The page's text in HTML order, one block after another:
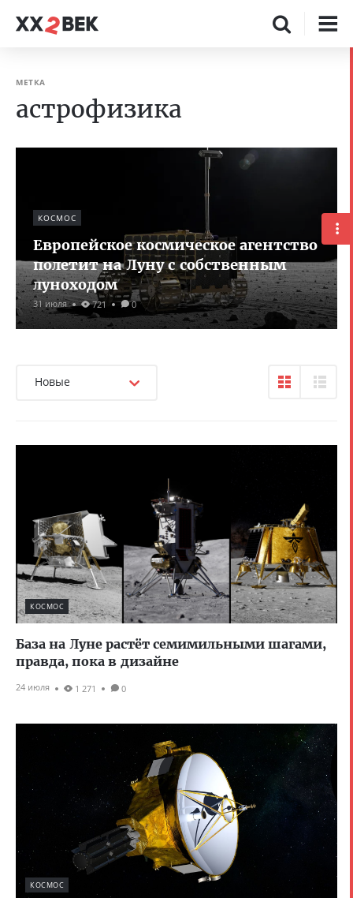
МЕТКА
астрофизика
КОСМОС
Европейское космическое агентство
полетит на Луну с собственным
луноходом
31 июля 721 0
Новые
КОСМОС
База на Луне растёт семимильными шагами,
правда, пока в дизайне
24 июля 1 271 0
КОСМОС